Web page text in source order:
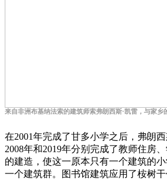
来自非洲布基纳法索的建筑师索弗朗西斯·凯雷，与家乡
在2001年完成了甘多小学之后，弗朗西
2008年和2019年分别完成了教师住房
的建造，使这一原本只有一个建筑的
一个建筑群。图书馆建筑应用了桉树